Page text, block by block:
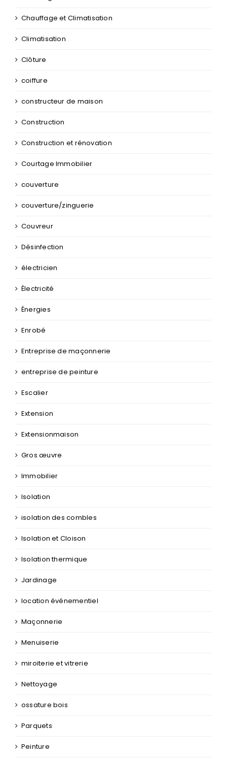
Chauffage et Climatisation
Climatisation
Clôture
coiffure
constructeur de maison
Construction
Construction et rénovation
Courtage Immobilier
couverture
couverture/zinguerie
Couvreur
Désinfection
électricien
Électricité
Énergies
Enrobé
Entreprise de maçonnerie
entreprise de peinture
Escalier
Extension
Extensionmaison
Gros œuvre
Immobilier
Isolation
isolation des combles
Isolation et Cloison
Isolation thermique
Jardinage
location événementiel
Maçonnerie
Menuiserie
miroiterie et vitrerie
Nettoyage
ossature bois
Parquets
Peinture